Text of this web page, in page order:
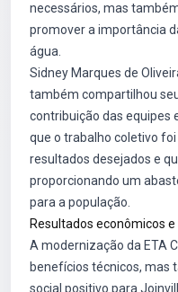
necessários, mas
promover a importância
água.
Sidney Marques de
também compartilhou
contribuição das equipes
que o trabalho coletivo
resultados desejados e
proporcionando um
para a população.
Resultados econômicos
A modernização da ETA
benefícios técnicos, mas
social positivo para